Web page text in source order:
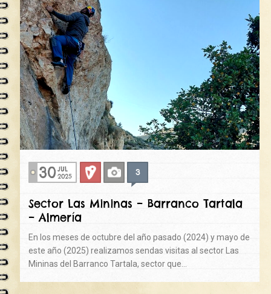
Deportiva
Fotos
30 JUL
2025 3
Sector Las Mininas – Barranco Tartala
– Almería
En los meses de octubre del año pasado (2024) y mayo de
este año (2025) realizamos sendas visitas al sector Las
Mininas del Barranco Tartala, sector que…